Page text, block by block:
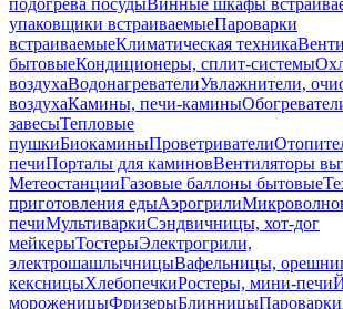
подогрева посудыВинные шкафы
упаковщики встраиваемыеПароварки
встраиваемыеКлиматическая техника
бытовыеКондиционеры, сплит-системы
воздухаВодонагревателиУвлажнители,
воздухаКамины, печи-камины
завесыТепловые
пушкиБиокаминыПроветриватели
печиПорталы для каминовВентиляторы
МетеостанцииГазовые баллоны бытовые
приготовления едыАэрогрили
печиМультиваркиСэндвичницы, хот-дог
мейкерыТостерыЭлектрогрили,
электрошашлычницыВафельницы,
кексницыХлебопечкиРостеры, мини-печи
мороженицыФризерыБлинницыПароварки